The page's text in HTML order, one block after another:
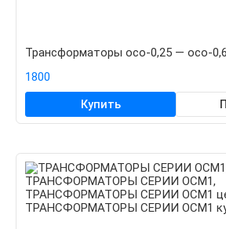
Трансформаторы осо-0,25 — осо-
1800
Купить